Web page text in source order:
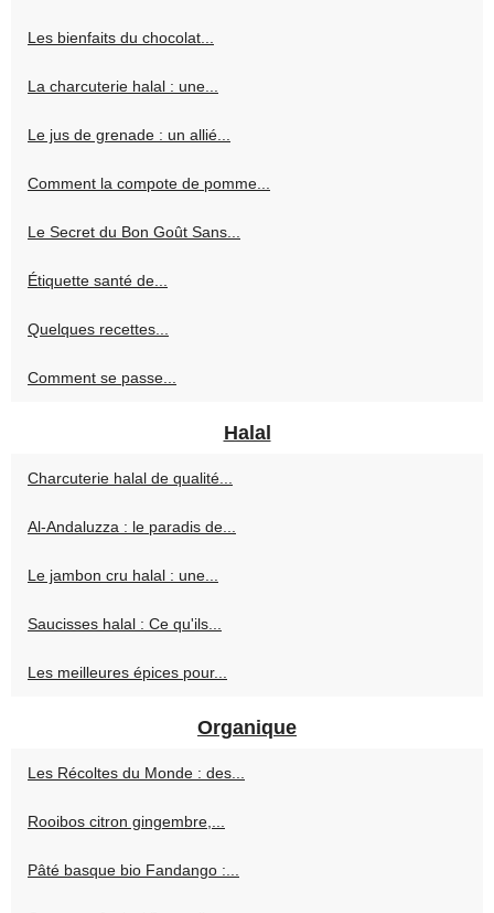
Les bienfaits du chocolat...
La charcuterie halal : une...
Le jus de grenade : un allié...
Comment la compote de pomme...
Le Secret du Bon Goût Sans...
Étiquette santé de...
Quelques recettes...
Comment se passe...
Halal
Charcuterie halal de qualité...
Al-Andaluzza : le paradis de...
Le jambon cru halal : une...
Saucisses halal : Ce qu'ils...
Les meilleures épices pour...
Organique
Les Récoltes du Monde : des...
Rooibos citron gingembre,...
Pâté basque bio Fandango :...